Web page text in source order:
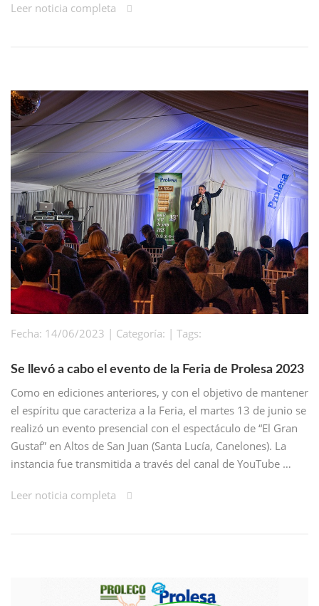
Leer noticia completa
Fecha: 14/06/2023 | Categoría: | Tags:
Se llevó a cabo el evento de la Feria de Prolesa 2023
Como en ediciones anteriores, y con el objetivo de mantener
el espíritu que caracteriza a la Feria, el martes 13 de junio se
realizó un evento presencial con el espectáculo de “El Gran
Gustaf” en Altos de San Juan (Santa Lucía, Canelones). La
instancia fue transmitida a través del canal de YouTube …
Leer noticia completa